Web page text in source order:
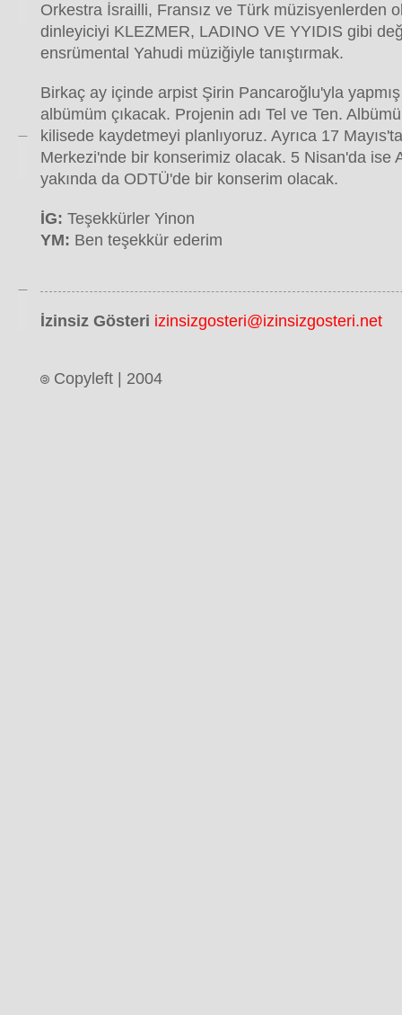
Orkestra İsrailli, Fransız ve Türk müzisyenlerden
dinleyiciyi KLEZMER, LADINO VE YYIDIS gibi
ensrümental Yahudi müziğiyle tanıştırmak.
Birkaç ay içinde arpist Şirin Pancaroğlu'yla
albümüm çıkacak. Projenin adı Tel ve Ten.
kilisede kaydetmeyi planlıyoruz. Ayrıca 17
Merkezi'nde bir konserimiz olacak. 5 Nisan'da ise
yakında da ODTÜ'de bir konserim olacak.
İG: Teşekkürler Yinon
YM: Ben teşekkür ederim
İzinsiz Gösteri izinsizgosteri@izinsizgosteri.net
Copyleft | 2004